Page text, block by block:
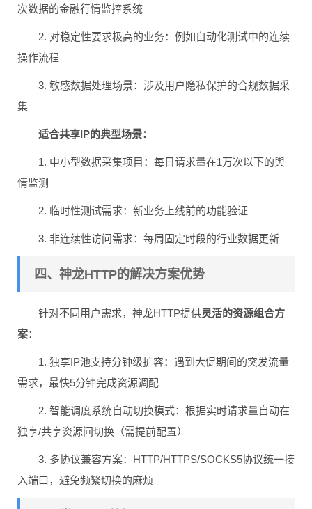
次数据的金融行情监控系统
2. 对稳定性要求极高的业务：例如自动化测试中的连续
操作流程
3. 敏感数据处理场景：涉及用户隐私保护的合规数据采
集
适合共享IP的典型场景：
1. 中小型数据采集项目：每日请求量在1万次以下的舆
情监测
2. 临时性测试需求：新业务上线前的功能验证
3. 非连续性访问需求：每周固定时段的行业数据更新
四、神龙HTTP的解决方案优势
针对不同用户需求，神龙HTTP提供灵活的资源组合方
案：
1. 独享IP池支持分钟级扩容：遇到大促期间的突发流量
需求，最快5分钟完成资源调配
2. 智能调度系统自动切换模式：根据实时请求量自动在
独享/共享资源间切换（需提前配置）
3. 多协议兼容方案：HTTP/HTTPS/SOCKS5协议统一接
入端口，避免频繁切换的麻烦